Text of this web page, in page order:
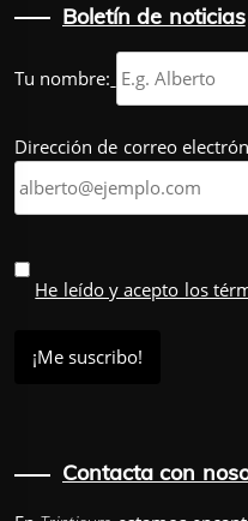
Boletín de noticias
Tu nombre:
Dirección de correo
He leído y acepto los
Contacta con